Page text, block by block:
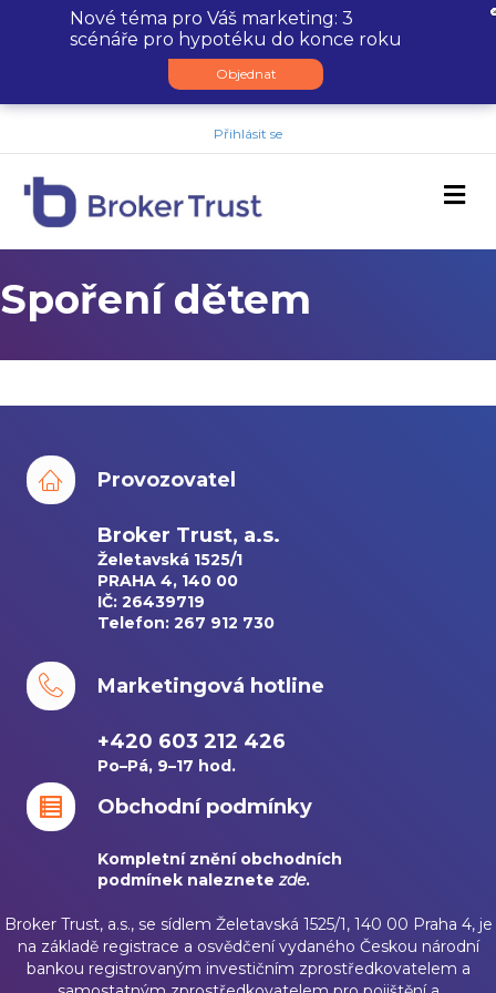
Přihlásit se
Spoření dětem
Provozovatel
Broker Trust, a.s.
Želetavská 1525/1
PRAHA 4, 140 00
IČ: 26439719
Telefon: 267 912 730
Marketingová hotline
+420 603 212 426
Po–Pá, 9–17 hod.
Obchodní podmínky
Kompletní znění obchodních
podmínek naleznetezde.
Broker Trust, a.s., se sídlem Želetavská 1525/1, 140 00 Praha 4, je
na základě registrace a osvědčení vydaného Českou národní
bankou registrovaným investičním zprostředkovatelem a
Nové téma pro Váš marketing: 3
scénáře pro hypotéku do konce roku
Objednat